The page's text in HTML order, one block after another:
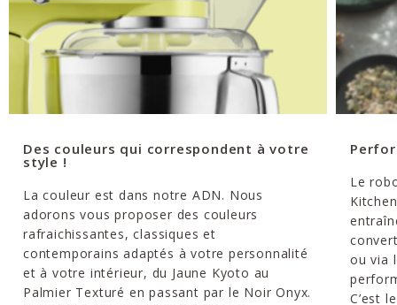
Des couleurs qui correspondent à votre
style !
La couleur est dans notre ADN. Nous
adorons vous proposer des couleurs
rafraichissantes, classiques et
contemporains adaptés à votre personnalité
et à votre intérieur, du Jaune Kyoto au
Palmier Texturé en passant par le Noir Onyx.
Le
ou via
C’est